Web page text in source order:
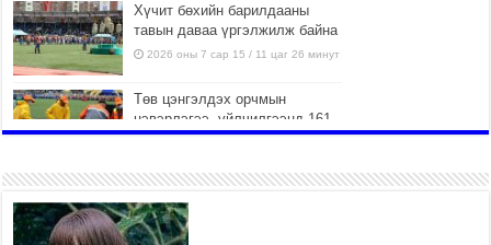
Хүчит бөхийн барилдааны
тавын даваа үргэлжилж байна
2026 оны 7 сар 15 / 11 цаг 26 минут
Төв цэнгэлдэх орчмын
цэвэрлэгээ, үйлчилгээнд 161
ажилтан, 27 техниктэй
2026 оны 7 сар 15 / 11 цаг 22 минут
Наадмын амралтын өдрүүдэд
нийслэлийн эрүүл мэндийн